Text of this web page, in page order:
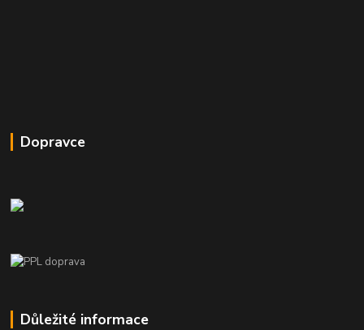
Dopravce
Důležité informace